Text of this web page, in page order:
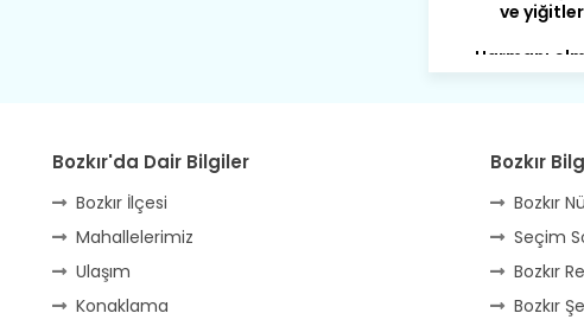
Belören,
kan, Bunlarla
yorgun.
Perşembe
Bozkır'da Dair Bilgiler
Bozkır İlçesi
Mahallelerimiz
Ulaşım
Konaklama
Bozkır
Bozkır
Seçim
Bozkır
Bozkır